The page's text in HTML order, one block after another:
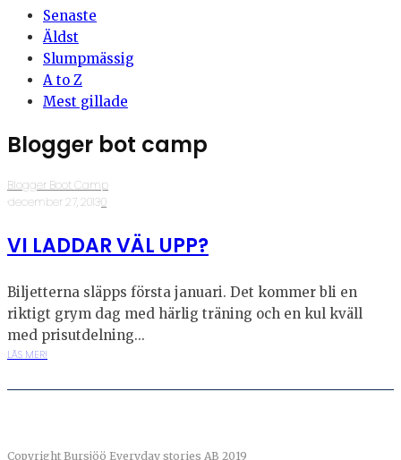
Senaste
Äldst
Slumpmässig
A to Z
Mest gillade
Blogger bot camp
Blogger Boot Camp
·december 27, 2013·0
VI LADDAR VÄL UPP?
Biljetterna släpps första januari. Det kommer bli en
riktigt grym dag med härlig träning och en kul kväll
med prisutdelning...
LÄS MER!
Copyright Bursjöö Everyday stories AB 2019